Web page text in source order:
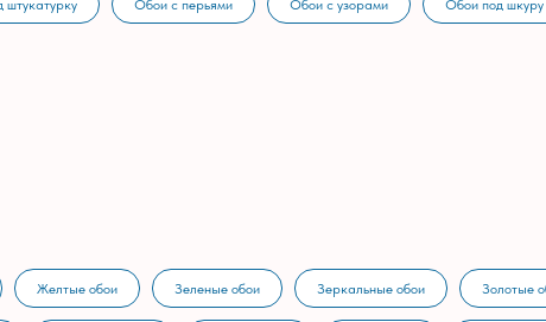
штукатурку Обои с перьями Обои с узорами Обои под шкуру
Желтые обои Зеленые обои Зеркальные обои Золотые